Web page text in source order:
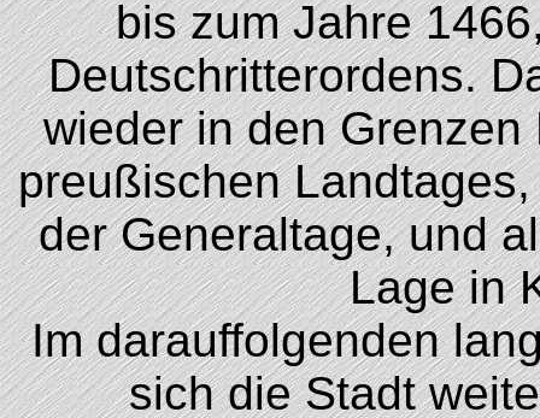
bis zum Jahre
Deutschritterordens.
wieder in den
preußischen
der Generaltage, und
Lage in
Im darauffolgenden
sich die Stadt